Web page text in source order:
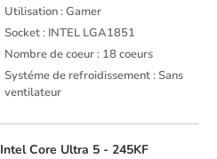
Utilisation : Gamer
Socket : INTEL LGA1851
Nombre de coeur : 18 coeurs
Systéme de refroidissement : Sans
ventilateur
IntelCore Ultra 5 - 245KF